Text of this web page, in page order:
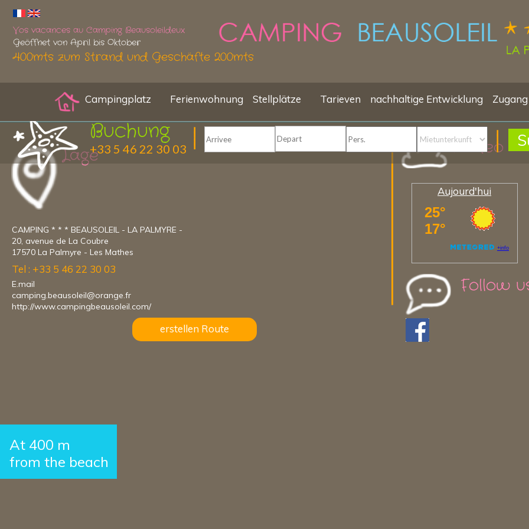
Buchung
+33 5 46 22 30 03
Vos vacances au Camping Beausoleildeux
Geöffnet von April bis Oktober
400mts zum Strand und Geschäfte 200mts
Campingplatz Ferienwohnung Stellplätze Tarieven nachhaltige Entwicklung Zugang
Lage
CAMPING * * * BEAUSOLEIL - LA PALMYRE -
20, avenue de La Coubre
17570 La Palmyre - Les Mathes
Tel : +33 5 46 22 30 03
E.mail
camping.beausoleil@orange.fr
http://www.campingbeausoleil.com/
erstellen Route
Meteo
Aujourd'hui
Follow
At 400 m
from the beach